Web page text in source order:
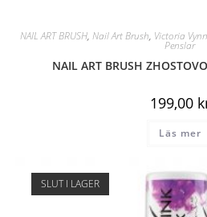
NAIL ART BRUSH, Nail Art Brush, Victoria Vynn
Penslar
NAIL ART BRUSH
199,00
Läs mer
SLUT I LAGER